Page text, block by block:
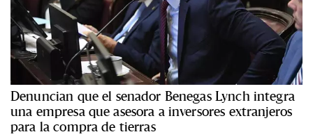
Denuncian que el senador Benegas Lynch integra
una empresa que asesora a inversores extranjeros
para la compra de tierras